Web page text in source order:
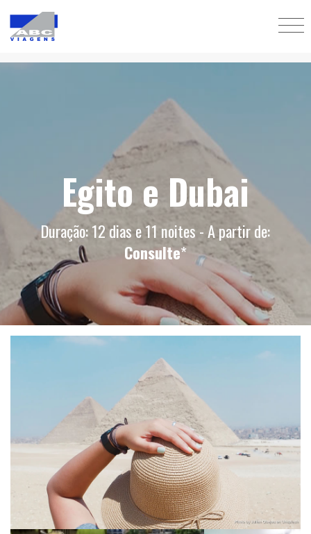
Egito e Dubai
Duração: 12 dias e 11 noites - A partir de:
Consulte*